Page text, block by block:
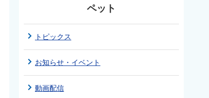
ペット
トピックス
お知らせ・イベント
動画配信